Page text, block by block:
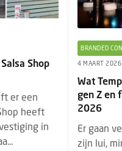
Shop
er een
heeft
in
onthullen over
in
over gen Z: ze
weinig
BRANDED
29 JANUARI
Horeca
vakbeurs